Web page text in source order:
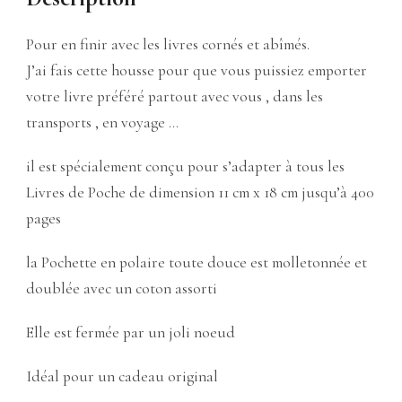
Pour en finir avec les livres cornés et abîmés.
J’ai fais cette housse pour que vous puissiez emporter
votre livre préféré partout avec vous , dans les
transports , en voyage …
il est spécialement conçu pour s’adapter à tous les
Livres de Poche de dimension 11 cm x 18 cm jusqu’à 400
pages
la Pochette en polaire toute douce est molletonnée et
doublée avec un coton assorti
Elle est fermée par un joli noeud
Idéal pour un cadeau original